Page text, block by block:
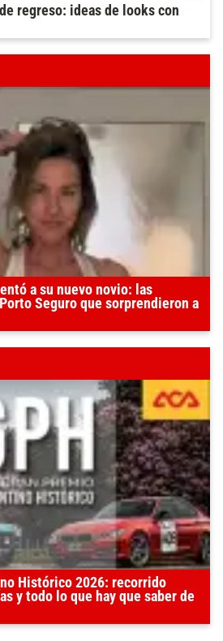
regreso: ideas de looks con
a su nuevo novio: las
Seguro que sorprendieron a
Histórico 2026: recorrido
y todo lo que hay que saber de